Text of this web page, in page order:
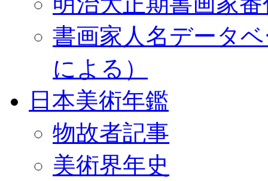
書画家人名データ
による）
日本美術年鑑
物故者記事
美術界年史